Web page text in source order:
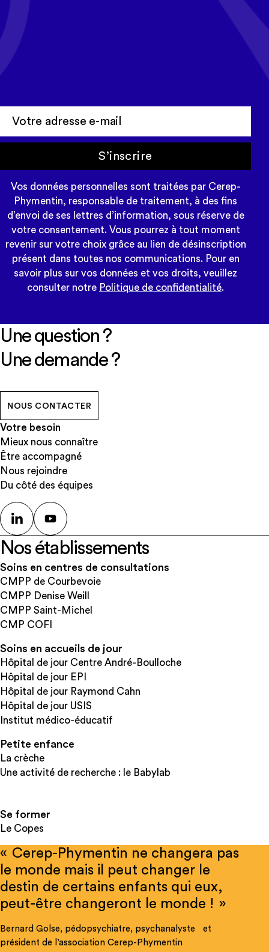
Tous les mois, recevez l'actualité
S’inscrire
Vos données personnelles sont traitées par Cerep-
Phymentin, responsable de traitement, à des fins
d’envoi de ses lettres d’information, sous réserve de
votre consentement. Vous pourrez à tout moment
revenir sur votre choix grâce au lien de désinscription
présent dans toutes nos communications. Pour en
savoir plus sur vos données et vos droits, veuillez
consulter notre Politique de confidentialité.
Une question ?
Une demande ?
NOUS CONTACTER
Votre besoin
Mieux nous connaître
Être accompagné
Nous rejoindre
Du côté des équipes
Nos établissements
Soins en centres de consultations
CMPP de Courbevoie
CMPP Denise Weill
CMPP Saint-Michel
CMP COFI
Soins en accueils de jour
Hôpital de jour Centre André-Boulloche
Hôpital de jour EPI
Hôpital de jour Raymond Cahn
Hôpital de jour USIS
Institut médico-éducatif
Petite enfance
La crèche
Une activité de recherche : le Babylab
Se former
Le Copes
« Cerep-Phymentin ne changera pas
le monde mais il peut changer le
destin de certains enfants qui eux,
peut-être changeront le monde ! »
Bernard Golse, pédopsychiatre, psychanalyste et
président de l’association Cerep-Phymentin